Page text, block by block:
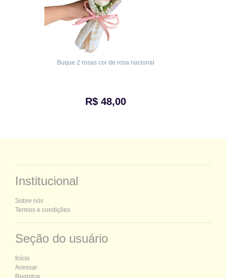
Buque 2 rosas cor de rosa nacional
R$ 48,00
Institucional
Sobre nós
Termos e condições
Seção do usuário
Início
Acessar
Registrar